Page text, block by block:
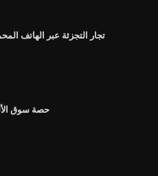
تجار التجزئة عبر الهاتف
حصة سوق